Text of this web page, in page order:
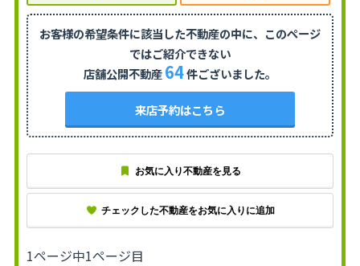
お客様の希望条件に該当した不動産の中に、 このページ
ではご紹介できない
店舗公開不動産64件ございました。
来店予約はこちら
お気に入り不動産を見る
チェックした不動産をお気に入りに追加
1ページ中1ページ目